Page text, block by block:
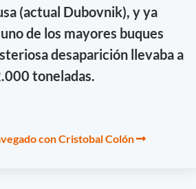
(actual Dubovnik), y ya
de los mayores buques
desaparición llevaba a
toneladas.
con Cristobal Colón